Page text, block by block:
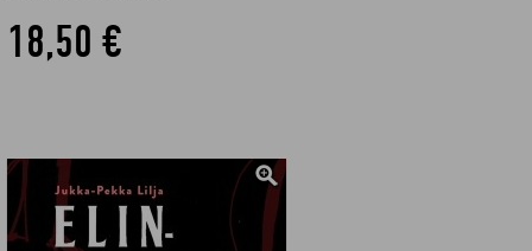
18,50 €